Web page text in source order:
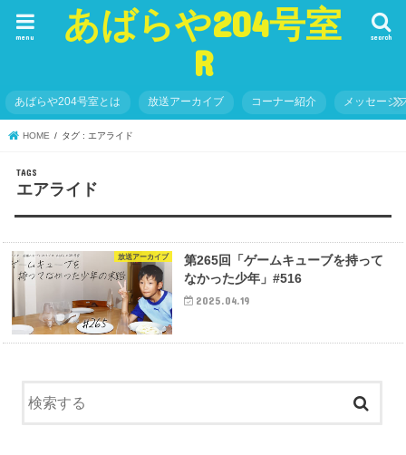
あばらや204号室
R
search
menu
あばらや204号室とは 放送アーカイブ コーナー紹介 メッセージ
HOME タグ : エアライド
エアライド
放送アーカイブ
第265回「ゲームキューブを持って
なかった少年」#516
2025.04.19